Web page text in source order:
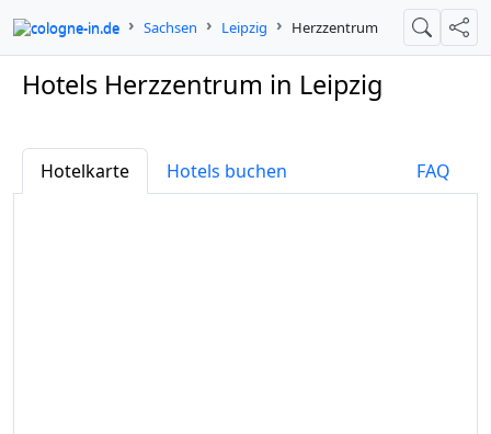
cologne-in.de Sachsen Leipzig Herzzentrum Suche
Hotels Herzzentrum in Leipzig
Hotelkarte Hotels buchen FAQ